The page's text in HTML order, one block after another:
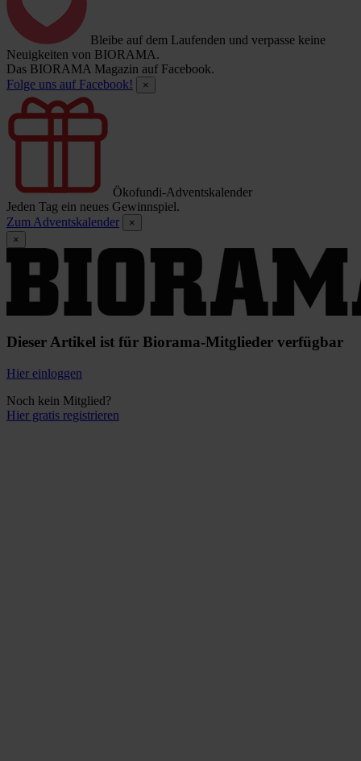
Bleibe auf dem Laufenden und verpasse keine
Neuigkeiten von BIORAMA.
Das BIORAMA Magazin auf Facebook.
Folge uns auf Facebook!
×
Ökofundi-Adventskalender
Jeden Tag ein neues Gewinnspiel.
Zum Adventskalender
×
×
Dieser Artikel ist für Biorama-Mitglieder verfügbar
Hier einloggen
Noch kein Mitglied?
Hier gratis registrieren